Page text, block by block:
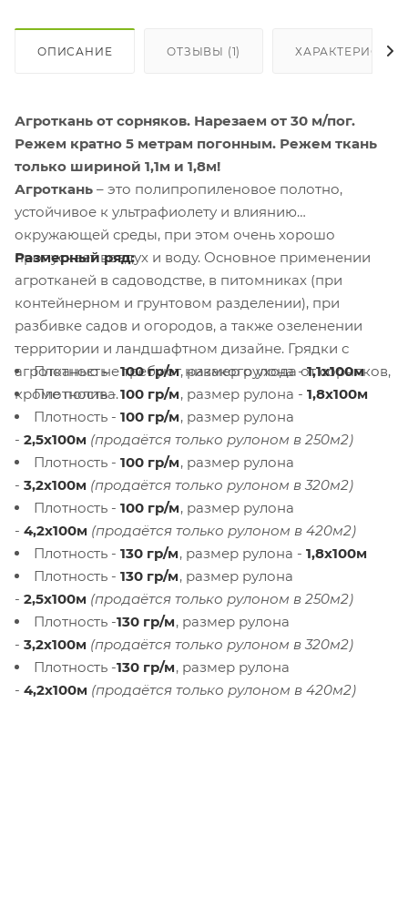
ОПИСАНИЕ ОТЗЫВЫ (1)
Агроткань от сорняков. Нарезаем от 30 м/пог.
Режем кратно 5 метрам погонным. Режем ткань
только шириной 1,1м и 1,8м!
Агроткань – это полипропиленовое полотно,
устойчивое к ультрафиолету и влиянию
окружающей среды, при этом очень хорошо
пропускает воздух и воду. Основное применении
агротканей в садоводстве, в питомниках (при
контейнерном и грунтовом разделении), при
разбивке садов и огородов, а также озеленении
территории и ландшафтном дизайне. Грядки с
агротканью не требуют никакого ухода от сорняков,
кроме полива.
Размерный ряд:
Плотность -100 гр/м, размер рулона -1,1х100м
Плотность -100 гр/м, размер рулона - 1,8х100м
Плотность - 100 гр/м, размер рулона
- 2,5х100м (продаётся только рулоном в 250м2)
Плотность - 100 гр/м, размер рулона
- 3,2х100м (продаётся только рулоном в 320м2)
Плотность - 100 гр/м, размер рулона
- 4,2х100м (продаётся только рулоном в 420м2)
Плотность - 130 гр/м, размер рулона - 1,8х100м
Плотность - 130 гр/м, размер рулона
- 2,5х100м (продаётся только рулоном в 250м2)
Плотность -130 гр/м, размер рулона
- 3,2х100м (продаётся только рулоном в 320м2)
Плотность -130 гр/м, размер рулона
- 4,2х100м (продаётся только рулоном в 420м2)